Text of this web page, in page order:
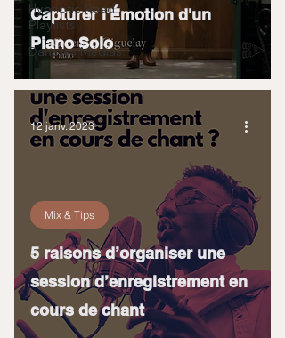
Hypnotic Road
Playlists
Dans les Médias
Capturer l'Émotion d'un
Piano Solo
5 raisons d’organiser une
session d’enregistrement en
cours de chant
Mix & Tips
12 janv. 2023